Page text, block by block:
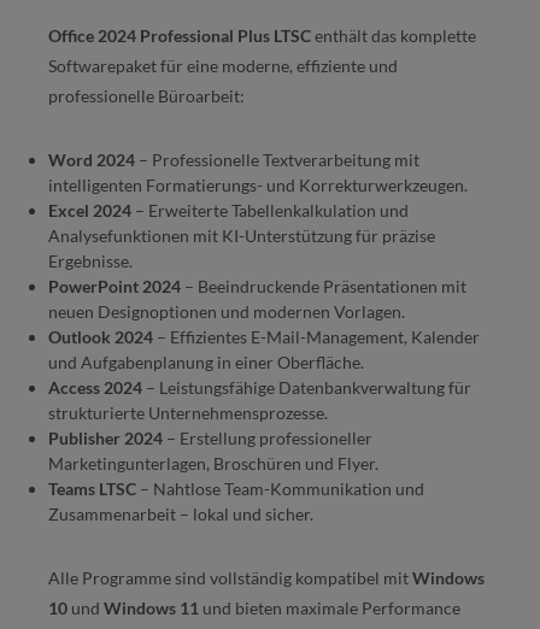
Office 2024 Professional Plus LTSCenthält das komplette
Softwarepaket für eine moderne, effiziente und
professionelle Büroarbeit:
Word 2024 – Professionelle Textverarbeitung mit
intelligenten Formatierungs- und Korrekturwerkzeugen.
Excel 2024 – Erweiterte Tabellenkalkulation und
Analysefunktionen mit KI-Unterstützung für präzise
Ergebnisse.
PowerPoint 2024 – Beeindruckende Präsentationen mit
neuen Designoptionen und modernen Vorlagen.
Outlook 2024 – Effizientes E-Mail-Management, Kalender
und Aufgabenplanung in einer Oberfläche.
Access 2024 – Leistungsfähige Datenbankverwaltung für
strukturierte Unternehmensprozesse.
Publisher 2024 – Erstellung professioneller
Marketingunterlagen, Broschüren und Flyer.
Teams LTSC – Nahtlose Team-Kommunikation und
Zusammenarbeit – lokal und sicher.
Alle Programme sind vollständig kompatibel mitWindows
10 und Windows 11 und bieten maximale Performance